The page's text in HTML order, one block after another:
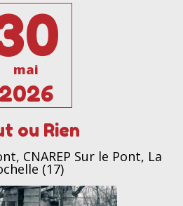
mai
2026
ou Rien
CNAREP Sur le Pont, La
(17)